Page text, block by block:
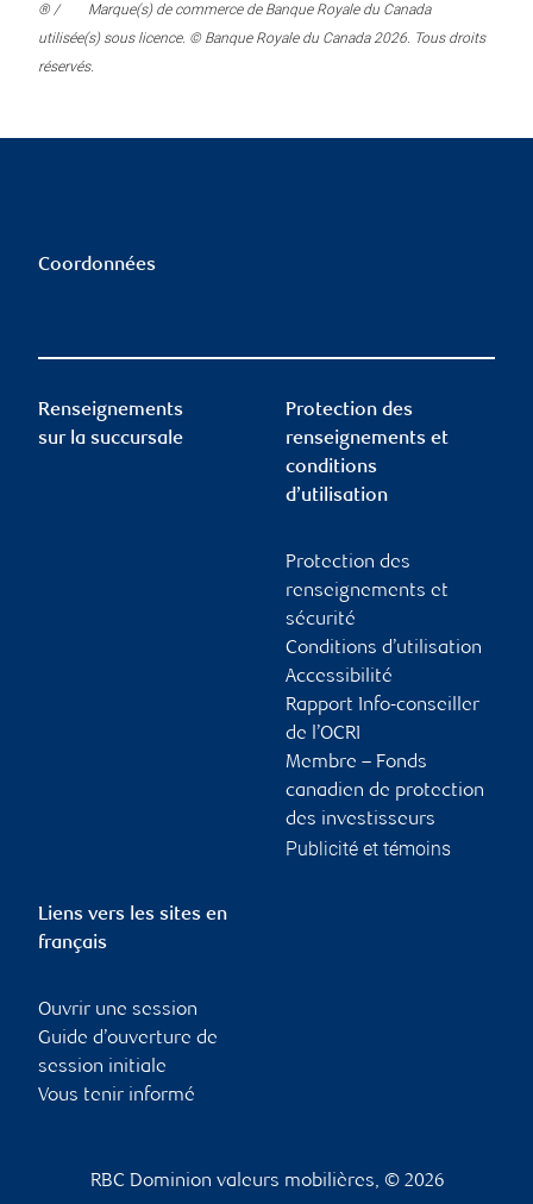
® /
Marque(s) de commerce de Banque Royale du Canada
utilisée(s) sous licence. © Banque Royale du Canada 2026. Tous droits
réservés.
Coordonnées
Renseignements
sur la succursale
Protection des
renseignements et
conditions
d’utilisation
Protection des
renseignements et
sécurité
Conditions d’utilisation
Accessibilité
Rapport Info-conseiller
de l’OCRI
Membre – Fonds
canadien de protection
des investisseurs
Publicité et témoins
Liens vers les sites en
français
Ouvrir une session
Guide d’ouverture de
session initiale
Vous tenir informé
RBC Dominion valeurs mobilières, © 2026